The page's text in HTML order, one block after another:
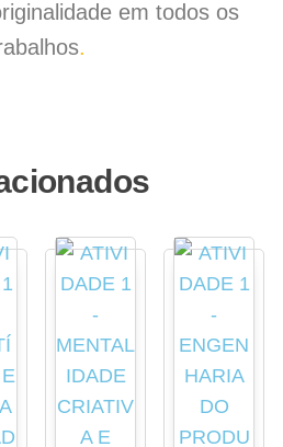
em todos os
.